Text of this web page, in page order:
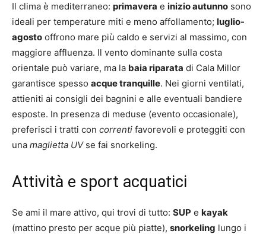
Il clima è mediterraneo: primavera e inizio autunno sono
ideali per temperature miti e meno affollamento; luglio-
agosto offrono mare più caldo e servizi al massimo, con
maggiore affluenza. Il vento dominante sulla costa
orientale può variare, ma la baia riparata di Cala Millor
garantisce spesso acque tranquille. Nei giorni ventilati,
attieniti ai consigli dei bagnini e alle eventuali bandiere
esposte. In presenza di meduse (evento occasionale),
preferisci i tratti con correnti favorevoli e proteggiti con
una maglietta UVse fai snorkeling.
Attività e sport acquatici
Se ami il mare attivo, qui trovi di tutto: SUP e kayak
(mattino presto per acque più piatte), snorkeling lungo i